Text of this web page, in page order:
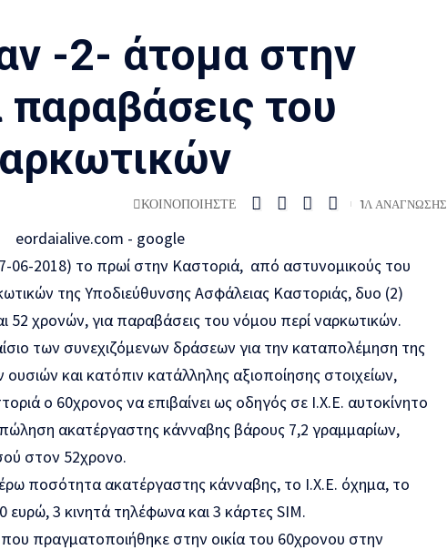
-2- άτομα στην
παραβάσεις του
ΚΟΙΝΟΠΟΙΗΣΤΕ 1Λ ΑΝΑΓΝΩΣΗΣ
06-2018) το πρωί στην Καστοριά, από αστυνομικούς του
της Υποδιεύθυνσης Ασφάλειας Καστοριάς, δυο (2)
52 χρονών, για παραβάσεις του νόμου περί ναρκωτικών.
των συνεχιζόμενων δράσεων για την καταπολέμηση της
ουσιών και κατόπιν κατάλληλης αξιοποίησης στοιχείων,
ο 60χρονος να επιβαίνει ως οδηγός σε Ι.Χ.Ε. αυτοκίνητο
πώληση ακατέργαστης κάνναβης βάρους 7,2 γραμμαρίων,
στον 52χρονο.
ποσότητα ακατέργαστης κάνναβης, το Ι.Χ.Ε. όχημα, το
3 κινητά τηλέφωνα και 3 κάρτες SIM.
πραγματοποιήθηκε στην οικία του 60χρονου στην